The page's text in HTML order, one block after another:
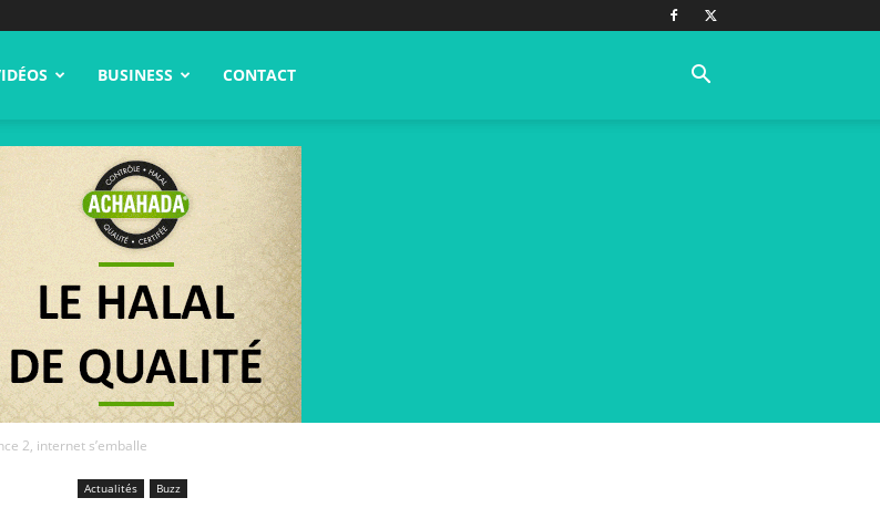
BUSINESS CONTACT
2, internet s’emballe
Actualités Buzz